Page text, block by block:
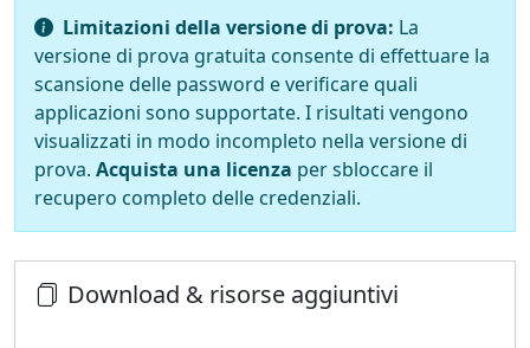
Limitazioni della versione di prova: La
versione di prova gratuita consente di effettuare la
scansione delle password e verificare quali
applicazioni sono supportate. I risultati vengono
visualizzati in modo incompleto nella versione di
prova. Acquista una licenza per sbloccare il
recupero completo delle credenziali.
Download & risorse aggiuntivi